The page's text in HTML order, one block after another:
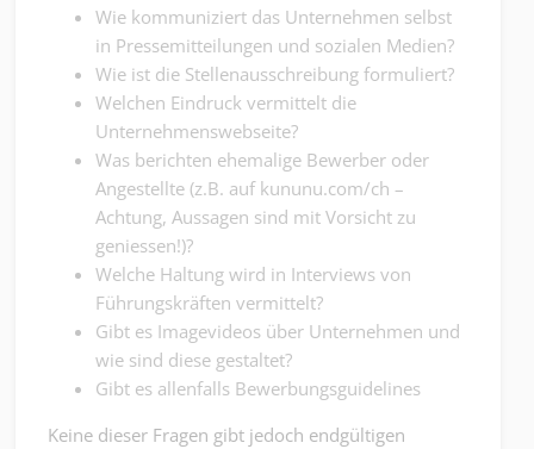
Wie kommuniziert das Unternehmen selbst
in Pressemitteilungen und sozialen Medien?
Wie ist die Stellenausschreibung formuliert?
Welchen Eindruck vermittelt die
Unternehmenswebseite?
Was berichten ehemalige Bewerber oder
Angestellte (z.B. auf kununu.com/ch –
Achtung, Aussagen sind mit Vorsicht zu
geniessen!)?
Welche Haltung wird in Interviews von
Führungskräften vermittelt?
Gibt es Imagevideos über Unternehmen und
wie sind diese gestaltet?
Gibt es allenfalls Bewerbungsguidelines
Keine dieser Fragen gibt jedoch endgültigen